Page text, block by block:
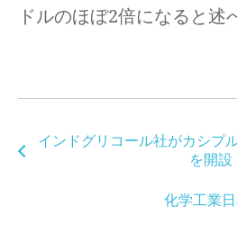
ドルのほぼ2倍になると述
インドグリコール社がカシプ
を開設
化学工業